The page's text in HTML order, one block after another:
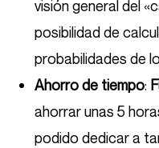
visión general del
posibilidad de
probabilidades de
Ahorro de tiempo:
ahorrar unas 5
podido dedicar a